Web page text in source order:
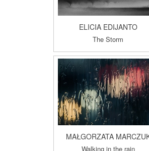
ELICIA EDIJANTO
The Storm
MAŁGORZATA
Walking in the rain